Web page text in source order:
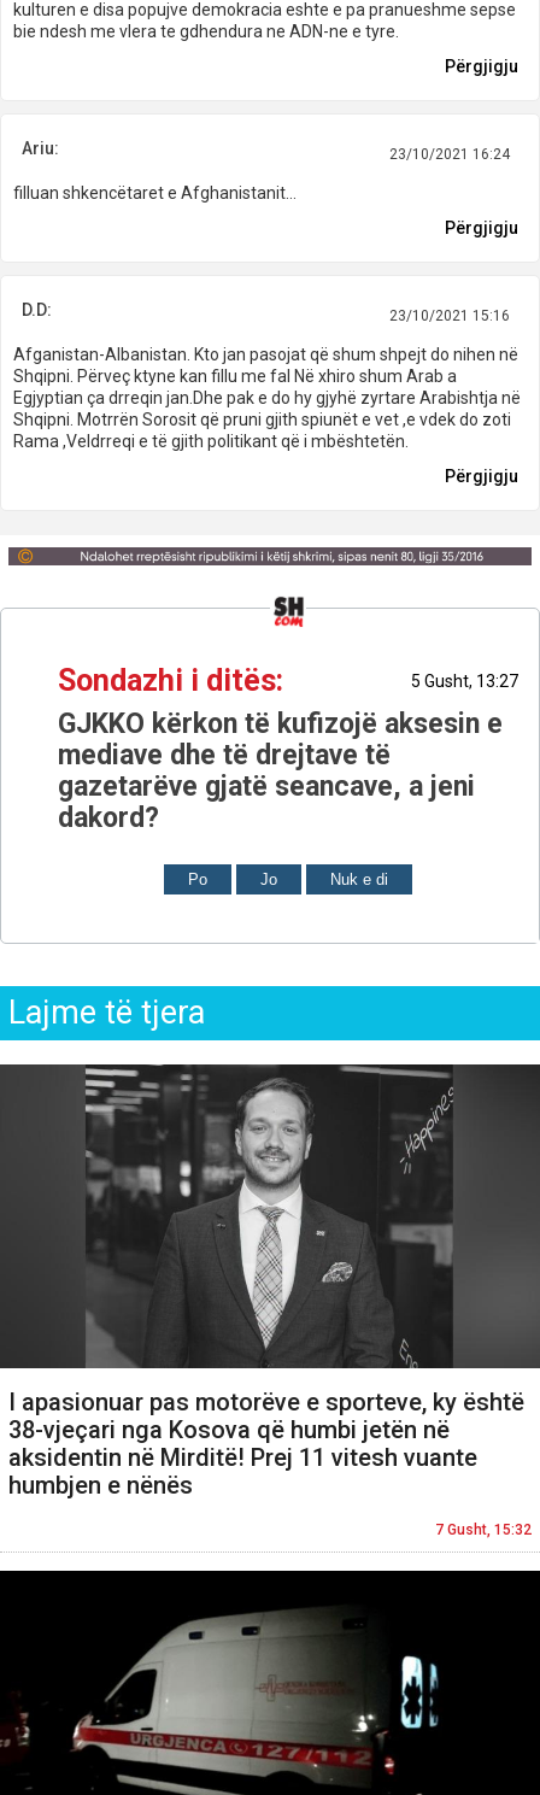
kulturen e disa popujve demokracia eshte e pa pranueshme sepse
bie ndesh me vlera te gdhendura ne ADN-ne e tyre.
Përgjigju
Ariu: 23/10/2021 16:24
filluan shkencëtaret e Afghanistanit...
Përgjigju
D.D: 23/10/2021 15:16
Afganistan-Albanistan. Kto jan pasojat që shum shpejt do nihen në
Shqipni. Përveç ktyne kan fillu me fal Në xhiro shum Arab a
Egjyptian ça drreqin jan.Dhe pak e do hy gjyhë zyrtare Arabishtja në
Shqipni. Motrrën Sorosit që pruni gjith spiunët e vet ,e vdek do zoti
Rama ,Veldrreqi e të gjith politikant që i mbështetën.
Përgjigju
Sondazhi i ditës: 5 Gusht, 13:27
GJKKO kërkon të kufizojë aksesin e
mediave dhe të drejtave të
gazetarëve gjatë seancave, a jeni
dakord?
Po Jo Nuk e di
Lajme të tjera
I apasionuar pas motorëve e sporteve, ky është
38-vjeçari nga Kosova që humbi jetën në
aksidentin në Mirditë! Prej 11 vitesh vuante
humbjen e nënës
7 Gusht, 15:32